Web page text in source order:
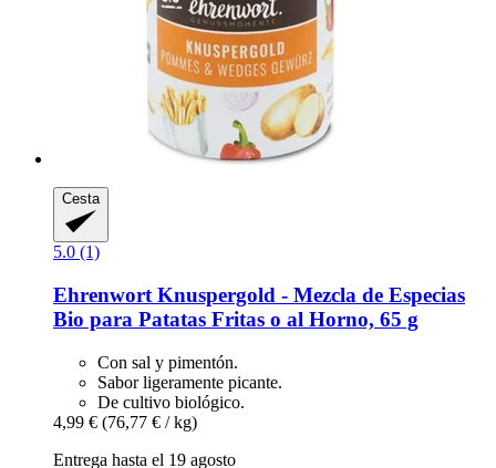
Cesta
5.0 (1)
Ehrenwort Knuspergold -​ Mezcla de Especias
Bio para Patatas Fritas o al Horno, 65 g
Con sal y pimentón.
Sabor ligeramente picante.
De cultivo biológico.
4,99 € (76,77 € / kg)
Entrega hasta el 19 agosto